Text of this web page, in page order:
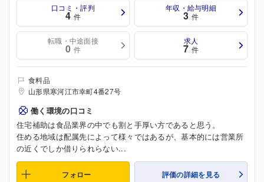
口コミ・評判
4 件
年収・給与明細
3 件
転職・中途面接
0 件
求人
7 件
食料品
山形県寒河江市幸町4番27号
働く環境の口コミ
住宅補助は食品業界の中でも割と手厚い方であると思う。
住める地域は配属先によって様々ではあるが、基本的には営業所
の近くでしか借りられらない...
フォロー 評価の詳細を見る